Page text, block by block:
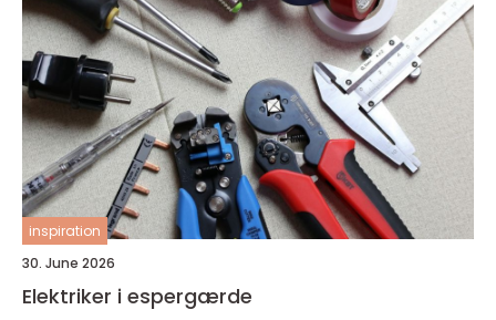
inspiration
30. June 2026
Elektriker i espergærde